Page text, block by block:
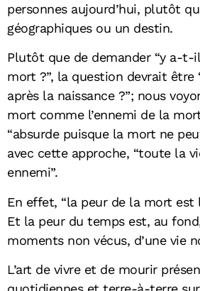
personnes aujourd’hui, plutôt
géographiques ou un destin.
Plutôt que de demander “y a-t-
mort ?”, la question devrait être
après la naissance ?”; nous
mort comme l’ennemi de la
“absurde puisque la mort ne
avec cette approche, “toute la
ennemi”.
En effet, “la peur de la mort est
Et la peur du temps est, au
moments non vécus, d’une vie
L’art de vivre et de mourir